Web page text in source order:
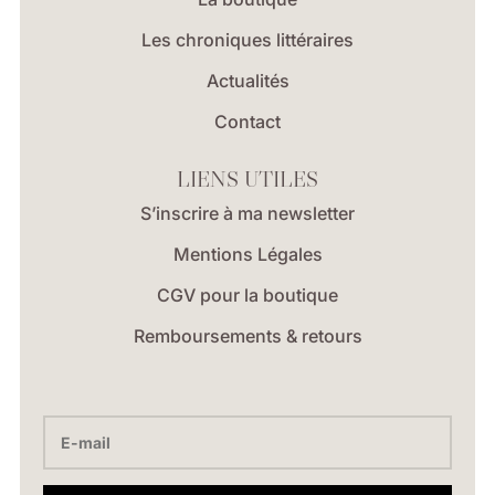
Les chroniques littéraires
Actualités
Contact
LIENS UTILES
S’inscrire à ma newsletter
Mentions Légales
CGV pour la boutique
Remboursements & retours